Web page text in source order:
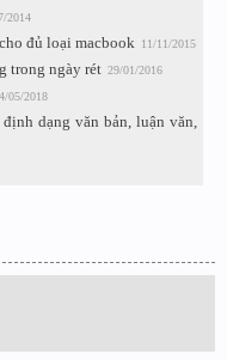
2014
đủ loại macbook 11/11/2015
trong ngày rét 29/01/2016
05/2018
dạng văn bản, luận văn,